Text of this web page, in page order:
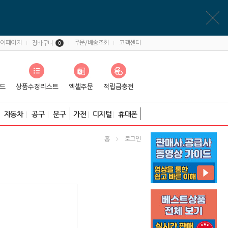
페이지 장바구니 0 주문/배송조회 고객센터
자동차 공구 문구 가전 디지털 휴대폰
홈 로그인